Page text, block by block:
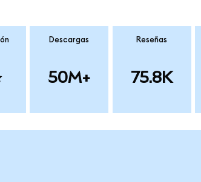
Descargas
50M+
Reseñas
75.8K